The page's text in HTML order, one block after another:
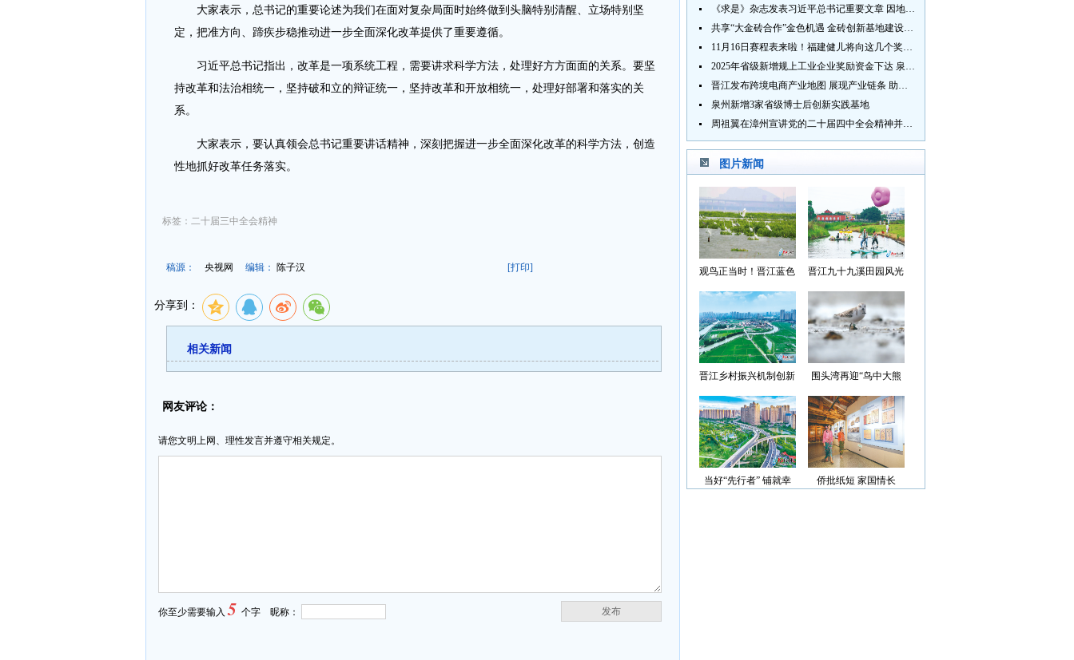
大家表示，总书记的重要论述为我们在面对复杂局面时始终做到头脑特别清醒、立场特别坚
定，把准方向、蹄疾步稳推动进一步全面深化改革提供了重要遵循。
习近平总书记指出，改革是一项系统工程，需要讲求科学方法，处理好方方面面的关系。要坚
持改革和法治相统一，坚持破和立的辩证统一，坚持改革和开放相统一，处理好部署和落实的关
系。
大家表示，要认真领会总书记重要讲话精神，深刻把握进一步全面深化改革的科学方法，创造
性地抓好改革任务落实。
标签：二十届三中全会精神
稿源： 央视网 编辑： 陈子汉 [打印]
分享到：
相关新闻
网友评论：
请您文明上网、理性发言并遵守相关规定。
发布
你至少需要输入5 个字 昵称：
《求是》杂志发表习近平总书记重要文章 因地制宜发展新质生产力
共享“大金砖合作”金色机遇 金砖创新基地建设成效显著
11月16日赛程表来啦！福建健儿将向这几个奖牌发起冲击→
2025年省级新增规上工业企业奖励资金下达 泉州市获补资金居全省首位
晋江发布跨境电商产业地图 展现产业链条 助力“晋品出海”
泉州新增3家省级博士后创新实践基地
周祖翼在漳州宣讲党的二十届四中全会精神并调研
图片新闻
观鸟正当时！晋江蓝色
晋江九十九溪田园风光
光”首批认定名单
晋江乡村振兴机制创新
围头湾再迎“鸟中大熊
当好“先行者” 铺就幸
侨批纸短 家国情长